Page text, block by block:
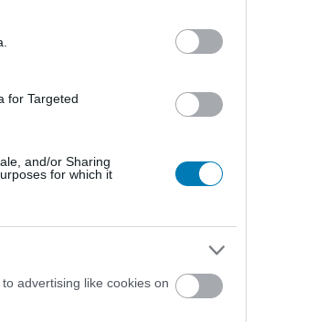
for Targeted
and/or Sharing
for which it
advertising like cookies on
PCW HÍREK